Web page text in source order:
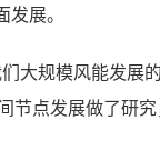
展。
大规模风能发展
节点发展做了研